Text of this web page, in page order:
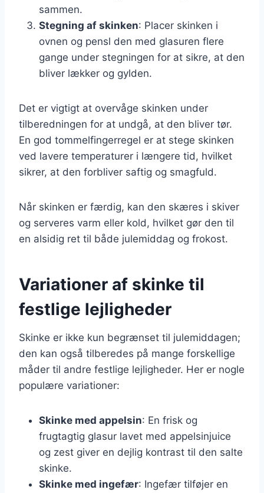
sammen.
Stegning af skinken: Placer skinken i
ovnen og pensl den med glasuren flere
gange under stegningen for at sikre, at den
bliver lækker og gylden.
Det er vigtigt at overvåge skinken under
tilberedningen for at undgå, at den bliver tør.
En god tommelfingerregel er at stege skinken
ved lavere temperaturer i længere tid, hvilket
sikrer, at den forbliver saftig og smagfuld.
Når skinken er færdig, kan den skæres i skiver
og serveres varm eller kold, hvilket gør den til
en alsidig ret til både julemiddag og frokost.
Variationer af skinke til
festlige lejligheder
Skinke er ikke kun begrænset til julemiddagen;
den kan også tilberedes på mange forskellige
måder til andre festlige lejligheder. Her er nogle
populære variationer:
Skinke med appelsin: En frisk og
frugtagtig glasur lavet med appelsinjuice
og zest giver en dejlig kontrast til den salte
skinke.
Skinke med ingefær: Ingefær tilføjer en